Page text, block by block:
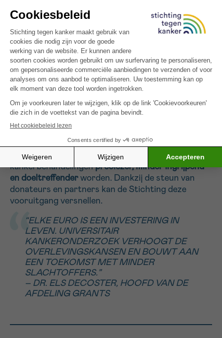
schildklierkanker
onderzoektschildkliertumoren
beter te voorspellen welke goedaardige knobbels
kunnen ontaarden in kanker.
“WE WILLEN HET VERBAND BEGRIJPEN
TUSSEN NATUURLIJKE
CELVERANDERINGEN EN HET ONTSTAAN
VAN KANKER,” LEGT HIJ UIT.
Deze projecten tonen aan dat
kankerbehandelingenpreciezer, minder ingrijpend
en doeltreffender worden. Dankzij de steun van
donateurs en partners kan de Stichting deze
vooruitgang versnellen.
“ELKE EURO IS EEN INVESTERING IN
LEVEN. UNIVERSITAIR
KANKERONDERZOEK VERHOOGT DE
OVERLEVINGSKANSEN EN BOUWT AAN
EEN TOEKOMST MET MINDER
SLACHTOFFERS.”
– DR. ELS DECOSTER, HOOFD VAN DE
AFDELING GRANTS